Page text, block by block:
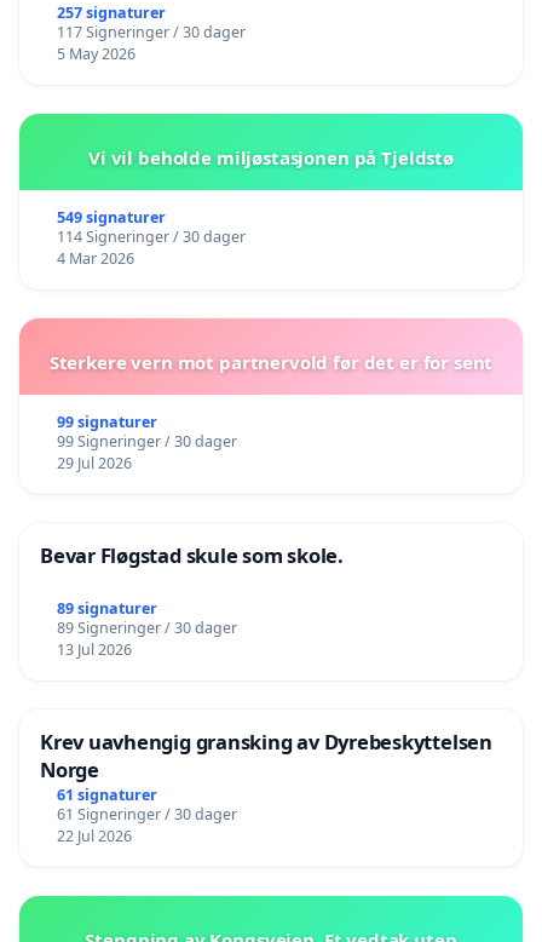
257 signaturer
117 Signeringer / 30 dager
5 May 2026
Vi vil beholde miljøstasjonen på Tjeldstø
549 signaturer
114 Signeringer / 30 dager
4 Mar 2026
Sterkere vern mot partnervold før det er for sent
99 signaturer
99 Signeringer / 30 dager
29 Jul 2026
Bevar Fløgstad skule som skole.
89 signaturer
89 Signeringer / 30 dager
13 Jul 2026
Krev uavhengig gransking av Dyrebeskyttelsen
Norge
61 signaturer
61 Signeringer / 30 dager
22 Jul 2026